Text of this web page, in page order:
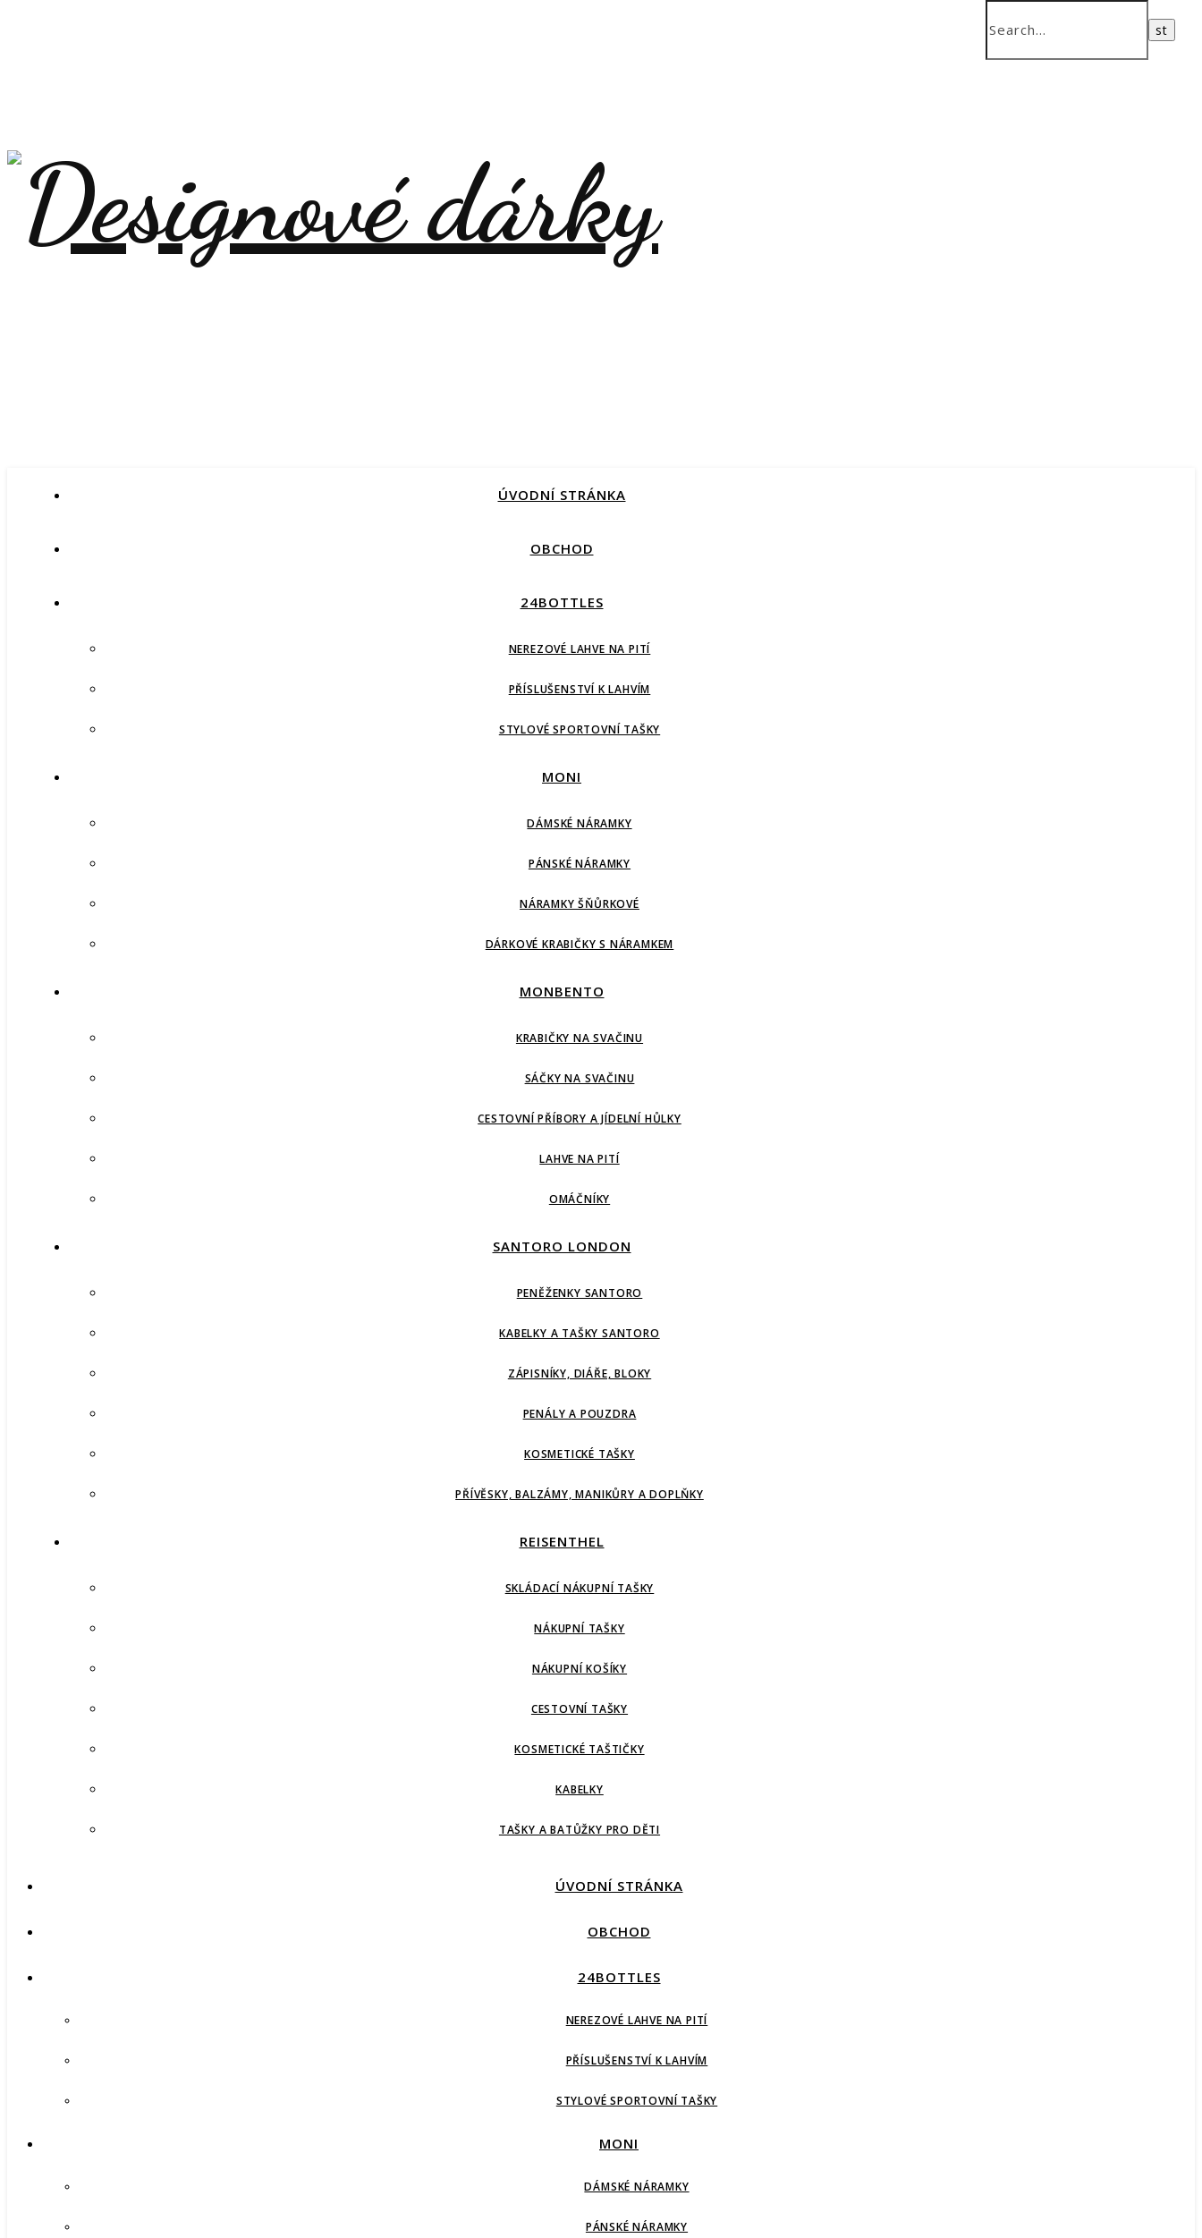
ÚVODNÍ STRÁNKA
OBCHOD
24BOTTLES
NEREZOVÉ LAHVE NA PITÍ
PŘÍSLUŠENSTVÍ K LAHVÍM
STYLOVÉ SPORTOVNÍ TAŠKY
MONI
DÁMSKÉ NÁRAMKY
PÁNSKÉ NÁRAMKY
NÁRAMKY ŠŇŮRKOVÉ
DÁRKOVÉ KRABIČKY S NÁRAMKEM
MONBENTO
KRABIČKY NA SVAČINU
SÁČKY NA SVAČINU
CESTOVNÍ PŘÍBORY A JÍDELNÍ HŮLKY
LAHVE NA PITÍ
OMÁČNÍKY
SANTORO LONDON
PENĚŽENKY SANTORO
KABELKY A TAŠKY SANTORO
ZÁPISNÍKY, DIÁŘE, BLOKY
PENÁLY A POUZDRA
KOSMETICKÉ TAŠKY
PŘÍVĚSKY, BALZÁMY, MANIKŮRY A DOPLŇKY
REISENTHEL
SKLÁDACÍ NÁKUPNÍ TAŠKY
NÁKUPNÍ TAŠKY
NÁKUPNÍ KOŠÍKY
CESTOVNÍ TAŠKY
KOSMETICKÉ TAŠTIČKY
KABELKY
TAŠKY A BATŮŽKY PRO DĚTI
ÚVODNÍ STRÁNKA
OBCHOD
24BOTTLES
NEREZOVÉ LAHVE NA PITÍ
PŘÍSLUŠENSTVÍ K LAHVÍM
STYLOVÉ SPORTOVNÍ TAŠKY
MONI
DÁMSKÉ NÁRAMKY
PÁNSKÉ NÁRAMKY